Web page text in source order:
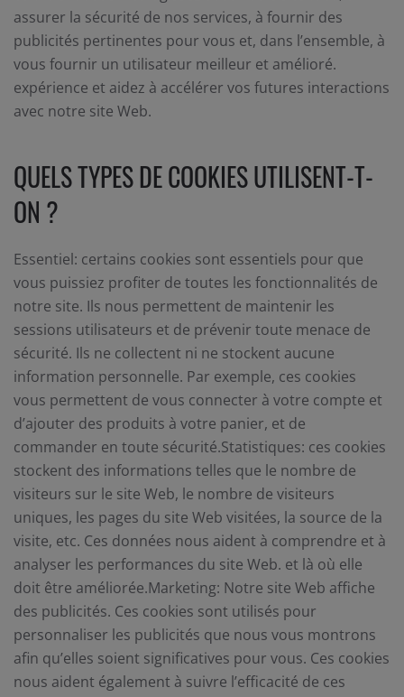
assurer la sécurité de nos services, à fournir des
publicités pertinentes pour vous et, dans l’ensemble, à
vous fournir un utilisateur meilleur et amélioré.
expérience et aidez à accélérer vos futures interactions
avec notre site Web.
QUELS TYPES DE COOKIES UTILISENT-T-
ON ?
Essentiel: certains cookies sont essentiels pour que
vous puissiez profiter de toutes les fonctionnalités de
notre site. Ils nous permettent de maintenir les
sessions utilisateurs et de prévenir toute menace de
sécurité. Ils ne collectent ni ne stockent aucune
information personnelle. Par exemple, ces cookies
vous permettent de vous connecter à votre compte et
d’ajouter des produits à votre panier, et de
commander en toute sécurité.Statistiques: ces cookies
stockent des informations telles que le nombre de
visiteurs sur le site Web, le nombre de visiteurs
uniques, les pages du site Web visitées, la source de la
visite, etc. Ces données nous aident à comprendre et à
analyser les performances du site Web. et là où elle
doit être améliorée.Marketing: Notre site Web affiche
des publicités. Ces cookies sont utilisés pour
personnaliser les publicités que nous vous montrons
afin qu’elles soient significatives pour vous. Ces cookies
nous aident également à suivre l’efficacité de ces